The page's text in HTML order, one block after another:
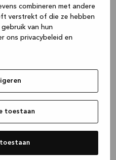
combineren met andere
verstrekt of die ze hebben
van hun
ons privacybeleid en
toestaan
the browser console for more
.